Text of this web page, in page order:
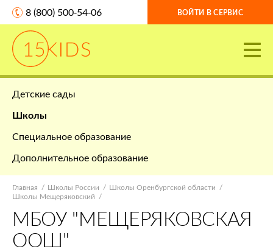
8 (800) 500-54-06 ВОЙТИ В СЕРВИС
Детские сады
Школы
Специальное образование
Дополнительное образование
Главная Школы России
Школы Оренбургской области
Школы Мещеряковский
МБОУ "МЕЩЕРЯКОВСКАЯ
ООШ"